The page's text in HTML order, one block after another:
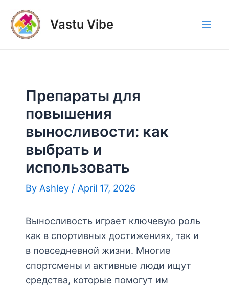
content
Vastu Vibe
Препараты для
повышения
выносливости: как
выбрать и
использовать
By Ashley / April 17, 2026
Выносливость играет ключевую роль
как в спортивных достижениях, так и
в повседневной жизни. Многие
спортсмены и активные люди ищут
средства, которые помогут им